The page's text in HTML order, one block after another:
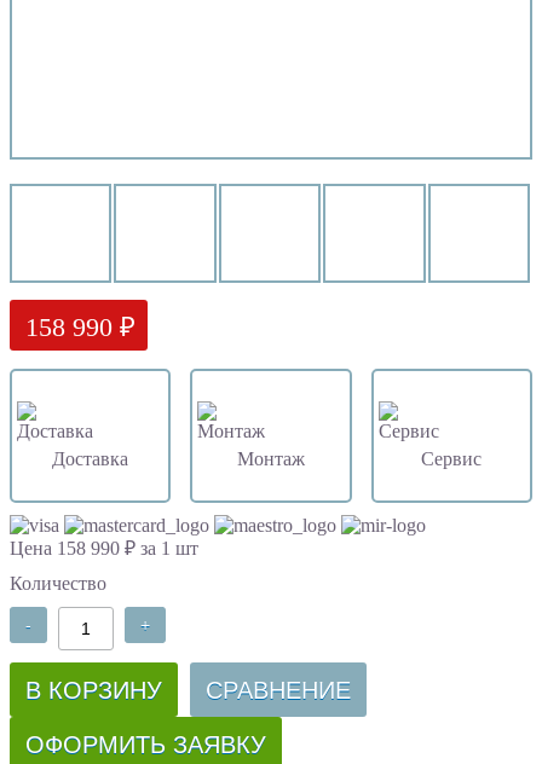
158 990 ₽
Доставка Монтаж Сервис
Цена 158 990 ₽ за 1 шт
Количество
- +
В КОРЗИНУ СРАВНЕНИЕ
ОФОРМИТЬ ЗАЯВКУ